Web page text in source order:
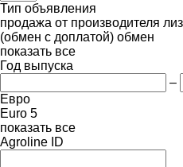
Тип объявления
продажа от производителя
(обмен с доплатой) обмен
показать все
Год выпуска
–
Евро
Euro 5
показать все
Agroline ID